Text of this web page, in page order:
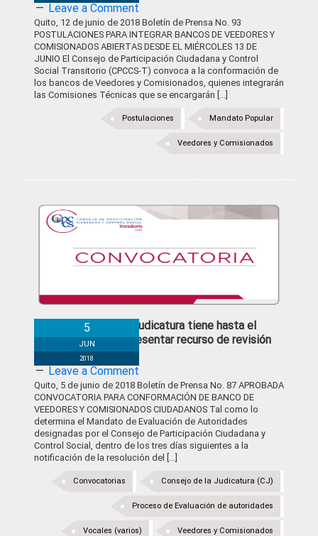
Leave a Comment
Quito, 12 de junio de 2018 Boletín de Prensa No. 93
POSTULACIONES PARA INTEGRAR BANCOS DE VEEDORES Y
COMISIONADOS ABIERTAS DESDE EL MIÉRCOLES 13 DE
JUNIO El Consejo de Participación Ciudadana y Control
Social Transitorio (CPCCS-T) convoca a la conformación de
los bancos de Veedores y Comisionados, quienes integrarán
las Comisiones Técnicas que se encargarán [...]
Mandato Popular
Postulaciones
Veedores y Comisionados
Consejo de la Judicatura tiene hasta el
viernes para presentar recurso de revisión
5
JUN
2018
Leave a Comment
Quito, 5 de junio de 2018 Boletín de Prensa No. 87 APROBADA
CONVOCATORIA PARA CONFORMACIÓN DE BANCO DE
VEEDORES Y COMISIONADOS CIUDADANOS Tal como lo
determina el Mandato de Evaluación de Autoridades
designadas por el Consejo de Participación Ciudadana y
Control Social, dentro de los tres días siguientes a la
notificación de la resolución del [...]
Consejo de la Judicatura (CJ)
Convocatorias
Proceso de Evaluación de autoridades
Veedores y Comisionados
Vocales (varios)